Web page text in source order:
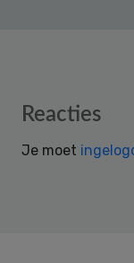
Reader
Reacties
Je moet